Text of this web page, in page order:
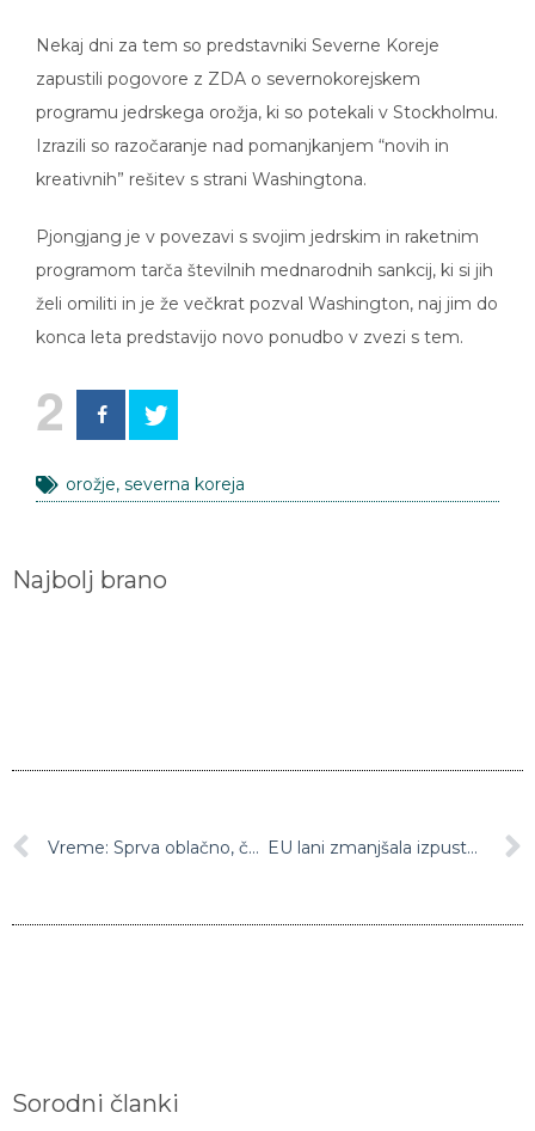
Nekaj dni za tem so predstavniki Severne Koreje
zapustili pogovore z ZDA o severnokorejskem
programu jedrskega orožja, ki so potekali v Stockholmu.
Izrazili so razočaranje nad pomanjkanjem “novih in
kreativnih” rešitev s strani Washingtona.
Pjongjang je v povezavi s svojim jedrskim in raketnim
programom tarča številnih mednarodnih sankcij, ki si jih
želi omiliti in je že večkrat pozval Washington, naj jim do
konca leta predstavijo novo ponudbo v zvezi s tem.
2
orožje, severna koreja
Najbolj brano
Vreme: Sprva oblačno, čez dan pa se bodo oblaki trgali EU lani zmanjšala izpuste, a poraba energije raste
Sorodni članki